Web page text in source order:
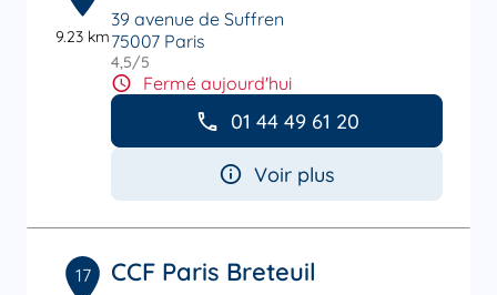
9.23 km
39 avenue de Suffren
75007 Paris
4,5/5
Fermé aujourd'hui
01 44 49 61 20
Voir plus
17 CCF Paris Breteuil